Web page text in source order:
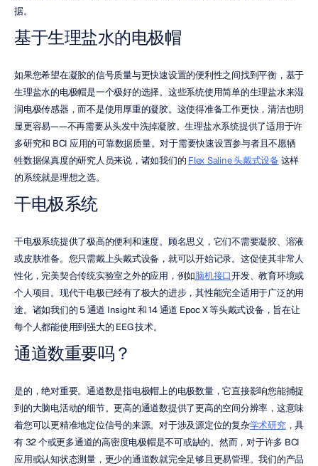
据。
基于生理盐水的电极帽
如果您希望在凝胶的信号质量与更快速设置的便利性之间找到平衡，基于
生理盐水的电极帽是一个极好的选择。这些系统使用简单的生理盐水来湿
润电极传感器，而不是使用厚重的凝胶。这使得准备工作更快，清洁也明
显更容易——不再需要从头发中洗掉凝胶。生理盐水系统提供了适用于许
多研究和 BCI 应用的可靠数据质量。对于需要快速设置参与者且不愿牺
牲数据保真度的研究人员来说，诸如我们的 Flex Saline 头戴式设备 这样
的系统就是理想之选。
干电极系统
干电极系统提供了极高的便利和速度。顾名思义，它们不需要凝胶、溶液
或皮肤准备。您只需戴上头戴式设备，就可以开始记录。这促使其非常人
性化，完美契合传统实验室之外的应用，例如脑机接口开发、教育环境或
个人项目。现代干电极已经有了极大的进步，其性能完全适用于广泛的用
途。诸如我们的 5 通道 Insight 和 14 通道 Epoc X 等头戴式设备，旨在让
每个人都能使用到强大的 EEG 技术。
通道数重要吗？
是的，绝对重要。通道数是指电极帽上的电极数量，它直接影响您能捕捉
到的大脑电活动的细节。更高的通道数提供了更高的空间分辨率，这意味
着您可以更精准地定位信号的来源。对于涉及源定位的复杂学术研究，具
有 32 个或更多通道的高密度电极帽是不可或缺的。然而，对于许多 BCI
应用或认知状态测量，更少的通道数就完全足够且更易管理。我们的产品